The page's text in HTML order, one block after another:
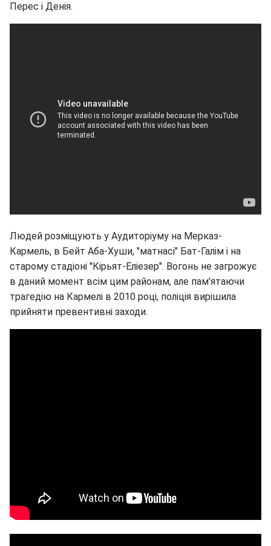
Перес і Денія.
Людей розміщують у Аудиторіуму на Мерказ-
Кармель, в Бейт Аба-Хуши, "матнасі" Бат-Галім і на
старому стадіоні "Кірьят-Еліезер". Вогонь не загрожує
в даний момент всім цим районам, але пам'ятаючи
трагедію на Кармелі в 2010 році, поліція вирішила
прийняти превентивні заходи.